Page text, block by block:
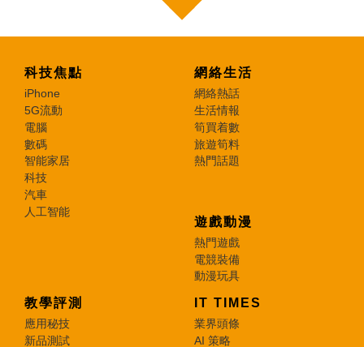
科技焦點
iPhone
5G流動
電腦
數碼
智能家居
科技
汽車
人工智能
網絡生活
網絡熱話
生活情報
筍買着數
旅遊筍料
熱門話題
遊戲動漫
熱門遊戲
電競裝備
動漫玩具
教學評測
應用秘技
新品測試
IT TIMES
業界頭條
AI 策略